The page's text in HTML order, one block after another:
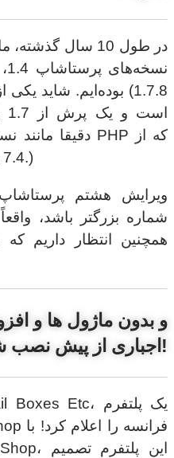
در طول 10 سال
1.7.8) بوده‌ایم. شاید
7.4 به ویرایش 8! بروزرسانی شد.)
ویرایش هشتم
شماره بزرگتر باشد،
اجباری از پیش نصب شده!